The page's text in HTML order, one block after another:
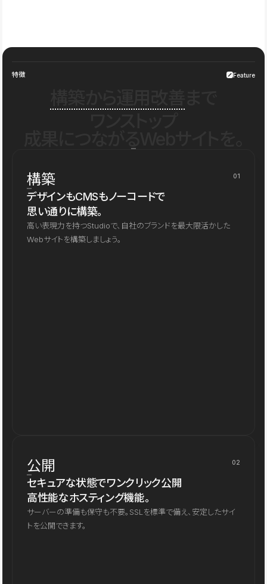
特徴 Feature
構築 01
デザインもCMSもノーコードで
思い通りに構築。
高い表現力を持つStudioで、自社のブランドを最大限活かした
Webサイトを構築しましょう。
公開 02
セキュアな状態でワンクリック公開
高性能なホスティング機能。
サーバーの準備も保守も不要。SSLを標準で備え、安定したサイ
トを公開できます。